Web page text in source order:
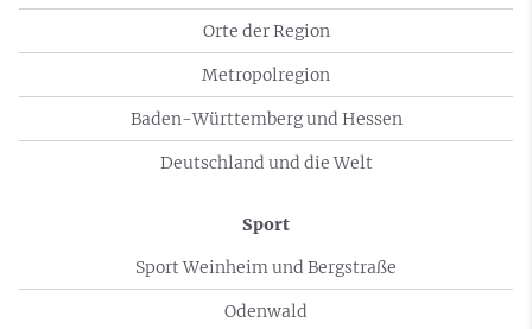
Orte der Region
Metropolregion
Baden-Württemberg und Hessen
Deutschland und die Welt
Sport
Sport Weinheim und Bergstraße
Odenwald